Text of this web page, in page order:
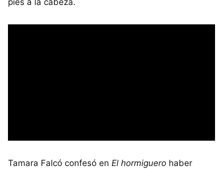
pies a la cabeza.
Tamara Falcó confesó en El hormiguero haber